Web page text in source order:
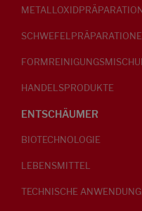
HANDELSPRODUKTE
ENTSCHÄUMER
BIOTECHNOLOGIE
LEBENSMITTEL
TECHNISCHE